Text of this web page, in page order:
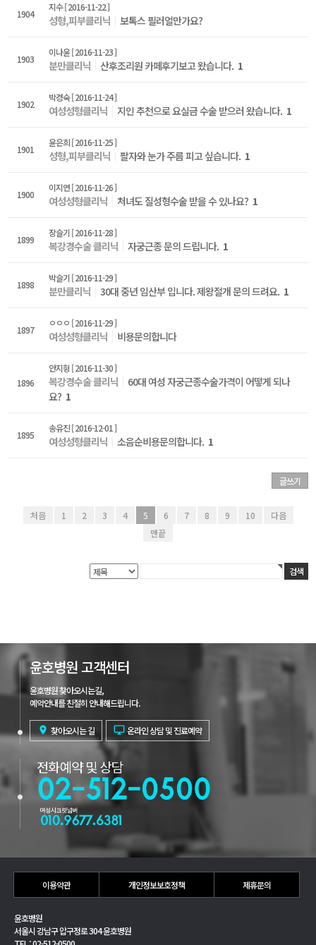
1904
지수[ 2016-11-22 ]
성형,피부클리닉 보톡스 필러얼만가요?
1903
이나윤[ 2016-11-23 ]
분만클리닉 산후조리원 카페후기보고 왔습니다. 1
1902
박경숙[ 2016-11-24 ]
여성성형클리닉 지인 추천으로 요실금 수술 받으러 왔습니다. 1
1901
윤은희[ 2016-11-25 ]
성형,피부클리닉 팔자와 눈가 주름 피고 싶습니다. 1
1900
이지연[ 2016-11-26 ]
여성성형클리닉 처녀도 질성형수술 받을 수 있나요? 1
1899
장슬기[ 2016-11-28 ]
복강경수술 클리닉 자궁근종 문의 드립니다. 1
1898
박슬기[ 2016-11-29 ]
분만클리닉 30대 중년 임산부 입니다. 제왕절개 문의 드려요. 1
1897
ㅇㅇㅇ [ 2016-11-29 ]
여성성형클리닉 비용문의합니다
1896
안지형 [ 2016-11-30 ]
복강경수술 클리닉
60대 여성 자궁근종수술가격이 어떻게 되나
요? 1
1895
송유진[ 2016-12-01 ]
여성성형클리닉 소음순비용문의합니다. 1
글쓰기
처음 1 2 3 4 5 6 7 8 9 10
다음
맨끝
윤호병원 고객센터
윤호병원 찾아오시는길,
예약안내를 친절히 안내해드립니다.
 찾아오시는 길  온라인 상담 및 진료예약
이용약관 개인정보보호정책 제휴문의
윤호병원
서울시 강남구 압구정로 304 윤호병원